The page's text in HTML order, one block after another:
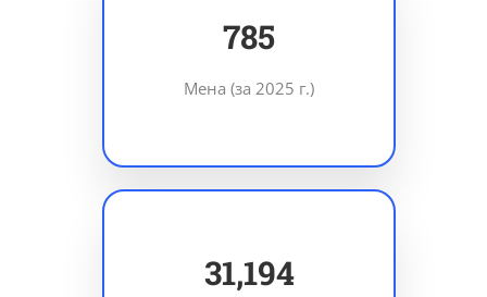
1,117
Мена (за 2025 г.)
44,394